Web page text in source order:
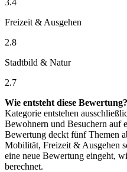
Freizeit & Ausgehen
2.8
Stadtbild & Natur
2.7
Wie entsteht diese Bewertung?
Kategorie entstehen
Bewohnern und Besuchern auf
Bewertung deckt fünf Themen
Mobilität, Freizeit & Ausgehen
eine neue Bewertung eingeht,
berechnet.